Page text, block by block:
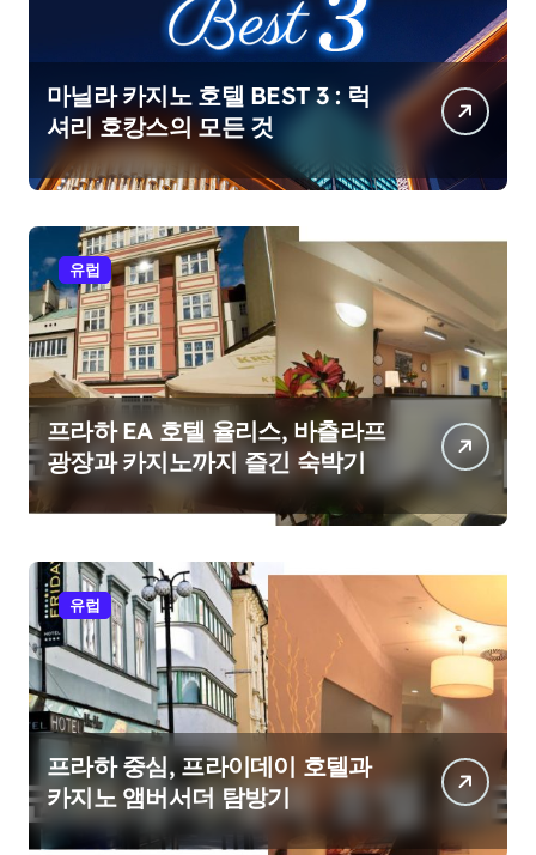
마닐라 카지노 호텔 BEST 3 : 럭
셔리 호캉스의 모든 것
유럽
프라하 EA 호텔 율리스, 바츨라프
광장과 카지노까지 즐긴 숙박기
유럽
프라하 중심, 프라이데이 호텔과
카지노 앰버서더 탐방기